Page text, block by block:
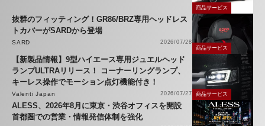
商品サービス
抜群のフィッティング！GR86/BRZ専用ヘッドレス
トカバーがSARDから登場
SARD
2026/07/28
商品サービス
【新製品情報】9型ハイエース専用ジュエルヘッド
ランプULTRAリリース！ コーナーリングランプ、
キーレス操作でモーション点灯機能付き！
Valenti Japan 2026/07/27 商品サービス
ALESS、2026年8月に東京・渋谷オフィスを開設
首都圏での営業・情報発信体制を強化